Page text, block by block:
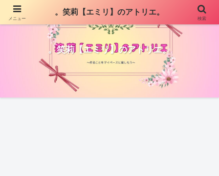
。笑莉【エミリ】のアトリエ。
メニュー
。笑莉【エミリ】のアトリエ。
検索